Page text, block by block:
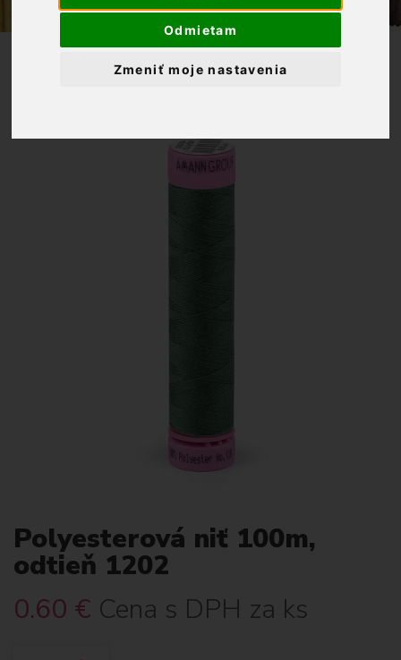
Odmietam
Zmeniť moje nastavenia
Polyesterová niť 100m,
odtieň 1202
0.60 € Cena s DPH za ks